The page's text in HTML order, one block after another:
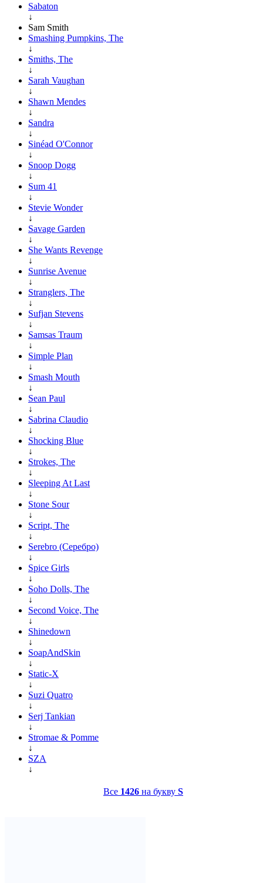
Sabaton
↓
Sam Smith
Smashing Pumpkins, The
↓
Smiths, The
↓
Sarah Vaughan
↓
Shawn Mendes
↓
Sandra
↓
Sinéad O'Connor
↓
Snoop Dogg
↓
Sum 41
↓
Stevie Wonder
↓
Savage Garden
↓
She Wants Revenge
↓
Sunrise Avenue
↓
Stranglers, The
↓
Sufjan Stevens
↓
Samsas Traum
↓
Simple Plan
↓
Smash Mouth
↓
Sean Paul
↓
Sabrina Claudio
↓
Shocking Blue
↓
Strokes, The
↓
Sleeping At Last
↓
Stone Sour
↓
Script, The
↓
Serebro (Серебро)
↓
Spice Girls
↓
Soho Dolls, The
↓
Second Voice, The
↓
Shinedown
↓
SoapAndSkin
↓
Static-X
↓
Suzi Quatro
↓
Serj Tankian
↓
Stromae & Pomme
↓
SZA
↓
Все 1426 на букву S